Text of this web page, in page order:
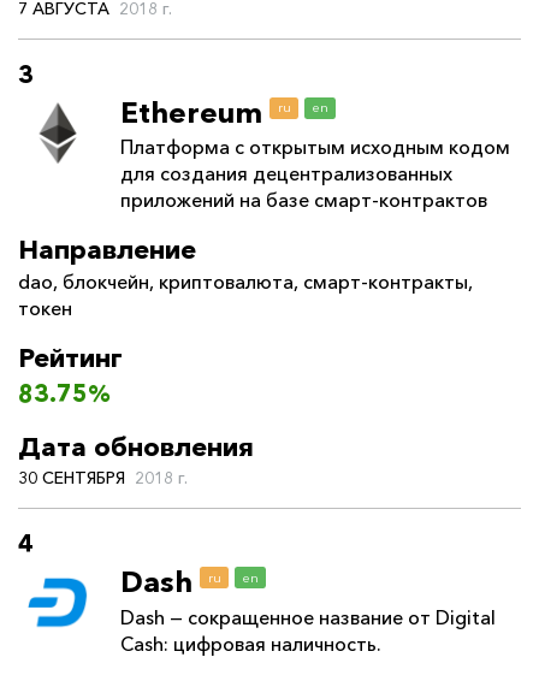
7 АВГУСТА 2018 г.
3
Ethereum ru en
Платформа с открытым исходным кодом
для создания децентрализованных
приложений на базе смарт-контрактов
Направление
dao, блокчейн, криптовалюта, смарт-контракты,
токен
Рейтинг
83.75%
Дата обновления
30 СЕНТЯБРЯ 2018 г.
4
Dash ru en
Dash — сокращенное название от Digital
Cash: цифровая наличность.